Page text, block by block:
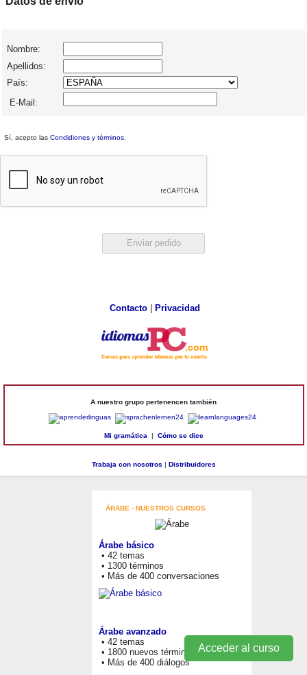
Acceder al curso
Nombre:
Apellidos:
País:
E-Mail:
Sí, acepto las Condidiones y términos
Contacto| Privacidad
A nuestro grupo pertenencen también
Mi gramática | Cómo se dice
Trabaja con nosotros | Distribuidores
ÁRABE - NUESTROS CURSOS
Árabe básico
• 42 temas
• 1300 términos
• Más de 400 conversaciones
Árabe avanzado
• 42 temas
• 1800 nuevos términos
• Más de 400 diálogos